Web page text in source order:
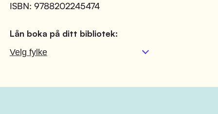
ISBN: 9788202245474
Lån boka på ditt bibliotek: